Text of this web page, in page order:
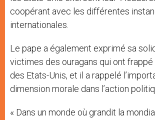
coopérant avec les différentes
internationales.
Le pape a également exprimé sa
victimes des ouragans qui ont
des Etats-Unis, et il a rappelé
dimension morale dans l’action
« Dans un monde où grandit la